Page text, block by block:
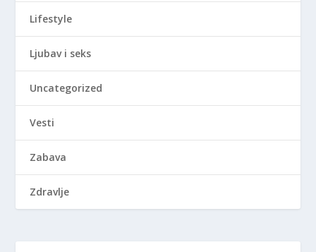
Lifestyle
Ljubav i seks
Uncategorized
Vesti
Zabava
Zdravlje